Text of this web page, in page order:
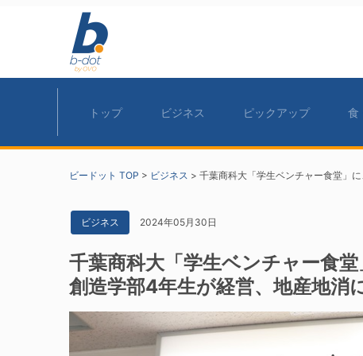
トップ ビジネス ピックアップ 食
ビードット TOP > ビジネス > 千葉商科大「学生ベンチャー食堂」
ビジネス 2024年05月30日
千葉商科大「学生ベンチャー食
創造学部4年生が経営、地産地消